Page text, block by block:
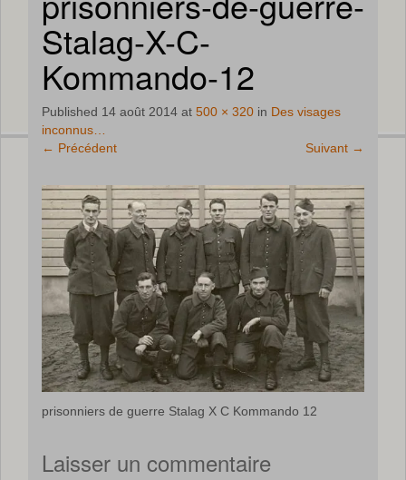
Stalag-X-C-
Kommando-12
Published 14 août 2014 at 500 × 320 in Des visages
inconnus…
← Précédent Suivant →
prisonniers de guerre Stalag X C Kommando 12
Laisser un commentaire